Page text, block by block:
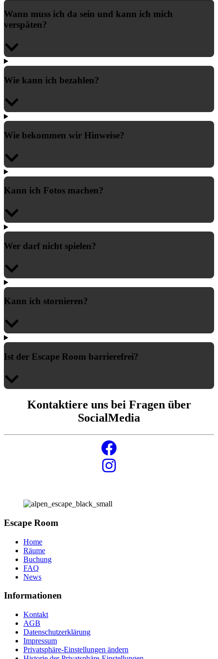
Wann muss ich da sein und kann ich mich
verspäten?
Wie kann ich bezahlen?
Wie bekommen wir Hinweise?
Kann ich Fotos machen?
Wer darf nicht spielen?
Kann ich stornieren?
Ist der Escape Room barrierefrei?
Kontaktiere uns bei Fragen über
SocialMedia
Escape Room
Home
Räume
Buchung
FAQ
News
Informationen
Kontakt
AGB
Datenschutzerklärung
Impressum
Privatsphäre-Einstellungen ändern